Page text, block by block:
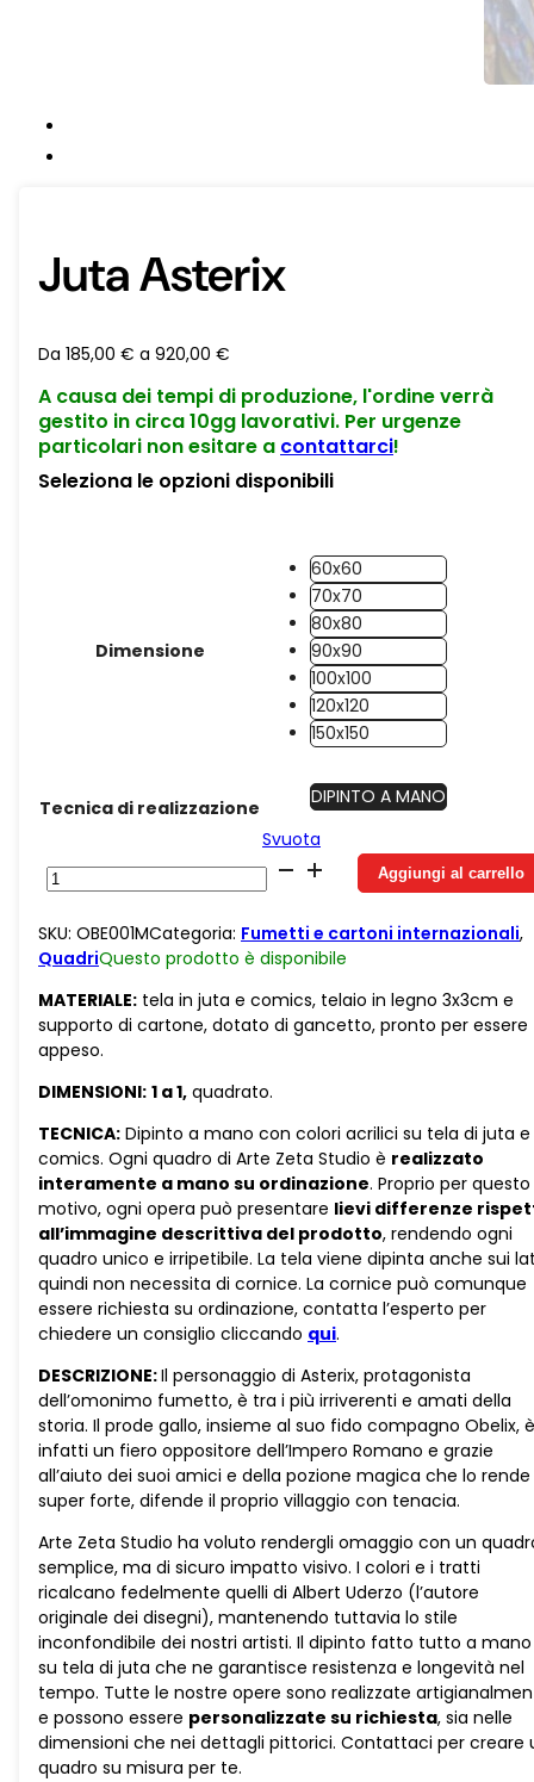
Juta Asterix
Da 185,00 € a 920,00 €
A causa dei tempi di produzione, l'ordine verrà
gestito in circa 10gg lavorativi. Per urgenze
particolari non esitare a contattarci!
Seleziona le opzioni disponibili
Dimensione
60x60
70x70
80x80
90x90
100x100
120x120
150x150
Tecnica di realizzazione
DIPINTO A MANO
Svuota
Juta
Asterix
Aggiungi al carrello
SKU: OBE001MCategoria: Fumetti e cartoni internazionali,
QuadriQuesto prodotto è disponibile
MATERIALE: tela in juta e comics, telaio in legno 3x3cm e
supporto di cartone, dotato di gancetto, pronto per essere
appeso.
DIMENSIONI: 1 a 1, quadrato.
TECNICA: Dipinto a mano con colori acrilici su tela di juta e
comics. Ogni quadro di Arte Zeta Studio è realizzato
interamente a mano su ordinazione. Proprio per questo
motivo, ogni opera può presentare lievi differenze
all’immagine descrittiva del prodotto, rendendo ogni
quadro unico e irripetibile. La tela viene dipinta anche sui
quindi non necessita di cornice. La cornice può comunque
essere richiesta su ordinazione, contatta l’esperto per
chiedere un consiglio cliccando qui.
DESCRIZIONE:Il personaggio di Asterix, protagonista
dell’omonimo fumetto, è tra i più irriverenti e amati della
storia. Il prode gallo, insieme al suo fido compagno Obelix, è
infatti un fiero oppositore dell’Impero Romano e grazie
all’aiuto dei suoi amici e della pozione magica che lo rende
super forte, difende il proprio villaggio con tenacia.
Arte Zeta Studio ha voluto rendergli omaggio con un
semplice, ma di sicuro impatto visivo. I colori e i tratti
ricalcano fedelmente quelli di Albert Uderzo (l’autore
originale dei disegni), mantenendo tuttavia lo stile
inconfondibile dei nostri artisti. Il dipinto fatto tutto a
su tela di juta che ne garantisce resistenza e longevità nel
tempo. Tutte le nostre opere sono realizzate
e possono essere personalizzate su richiesta, sia nelle
dimensioni che nei dettagli pittorici. Contattaci per creare
quadro su misura per te.